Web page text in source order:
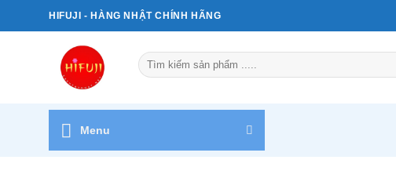
qua
HIFUJI - HÀNG NHẬT CHÍNH HÃNG
Tìm
kiếm:
Menu